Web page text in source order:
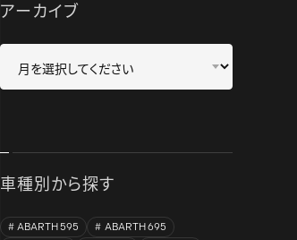
アーカイブ
車種別から探す
ABARTH 595
ABARTH 695